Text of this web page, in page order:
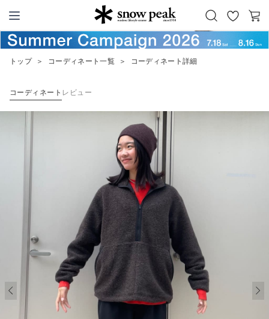
Snow Peak
お
気
カ
ー
トップ ＞ コーディネート一覧 ＞ コーディネート詳細
コーディネート レビュー